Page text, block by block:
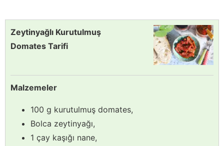
Zeytinyağlı Kurutulmuş
Domates Tarifi
Malzemeler
100 g kurutulmuş domates,
Bolca zeytinyağı,
1 çay kaşığı nane,